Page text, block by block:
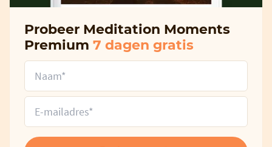
Probeer Meditation Moments
Premium 7 dagen gratis